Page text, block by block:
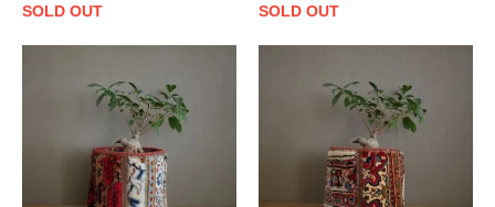
SOLD OUT
SOLD OUT